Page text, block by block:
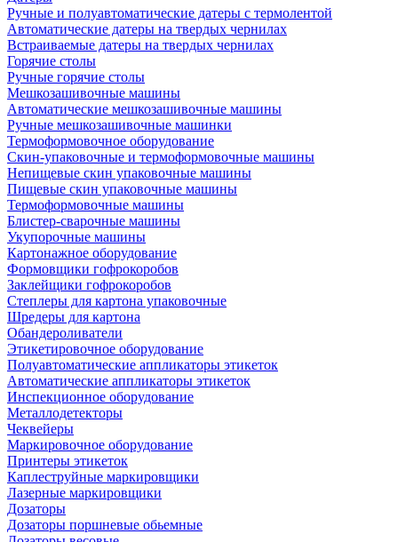
Ручные и полуавтоматические датеры с термолентой
Автоматические датеры на твердых чернилах
Встраиваемые датеры на твердых чернилах
Горячие столы
Ручные горячие столы
Мешкозашивочные машины
Автоматические мешкозашивочные машины
Ручные мешкозашивочные машинки
Термоформовочное оборудование
Скин-упаковочные и термоформовочные машины
Непищевые скин упаковочные машины
Пищевые скин упаковочные машины
Термоформовочные машины
Блистер-сварочные машины
Укупорочные машины
Картонажное оборудование
Формовщики гофрокоробов
Заклейщики гофрокоробов
Степлеры для картона упаковочные
Шредеры для картона
Обандероливатели
Этикетировочное оборудование
Полуавтоматические аппликаторы этикеток
Автоматические аппликаторы этикеток
Инспекционное оборудование
Металлодетекторы
Чеквейеры
Маркировочное оборудование
Принтеры этикеток
Каплеструйные маркировщики
Лазерные маркировщики
Дозаторы
Дозаторы поршневые обьемные